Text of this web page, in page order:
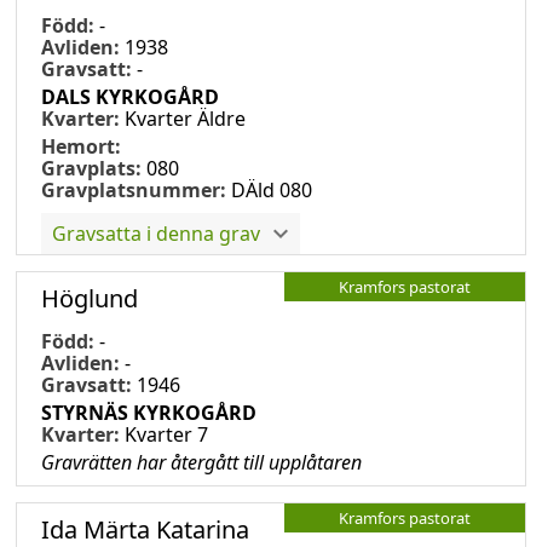
Född: -
Avliden: 1938
Gravsatt: -
DALS KYRKOGÅRD
Kvarter: Kvarter Äldre
Hemort:
Gravplats: 080
Gravplatsnummer: DÄld 080
Gravsatta i denna grav
Kramfors pastorat
Höglund
Född: -
Avliden: -
Gravsatt: 1946
STYRNÄS KYRKOGÅRD
Kvarter: Kvarter 7
Gravrätten har återgått till upplåtaren
Kramfors pastorat
Ida Märta Katarina